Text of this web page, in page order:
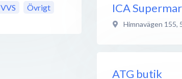
VVS Övrigt ICA
Himnavägen 155,
ATG butik